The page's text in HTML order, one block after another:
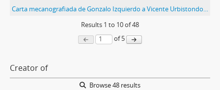
Carta mecanografiada de Gonzalo Izquierdo a Vicente Urbistondo con motivo de entregar un análisis de la situación social, histórica y política en Chile
Results 1 to 10of 48
of 5
Creator of
Browse 48 results